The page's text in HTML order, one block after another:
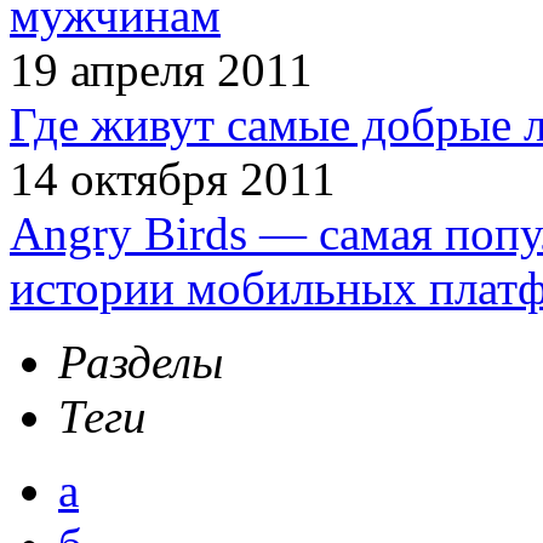
мужчинам
19 апреля 2011
Где живут самые добрые
14 октября 2011
Angry Birds — самая
истории мобильных
Разделы
Теги
а